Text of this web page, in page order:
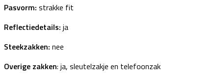
Pasvorm: strakke fit
Reflectiedetails: ja
Steekzakken: nee
Overige zakken: ja, sleutelzakje en telefoonzak